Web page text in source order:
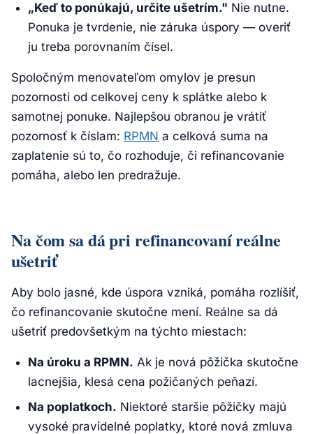
„Keď to ponúkajú, určite ušetrím." Nie nutne.
Ponuka je tvrdenie, nie záruka úspory — overiť
ju treba porovnaním čísel.
Spoločným menovateľom omylov je presun
pozornosti od celkovej ceny k splátke alebo k
samotnej ponuke. Najlepšou obranou je vrátiť
pozornosť k číslam: RPMN a celková suma na
zaplatenie sú to, čo rozhoduje, či refinancovanie
pomáha, alebo len predražuje.
Na čom sa dá pri refinancovaní reálne
ušetriť
Aby bolo jasné, kde úspora vzniká, pomáha rozlíšiť,
čo refinancovanie skutočne mení. Reálne sa dá
ušetriť predovšetkým na týchto miestach:
Na úroku a RPMN. Ak je nová pôžička skutočne
lacnejšia, klesá cena požičaných peňazí.
Na poplatkoch. Niektoré staršie pôžičky majú
vysoké pravidelné poplatky, ktoré nová zmluva